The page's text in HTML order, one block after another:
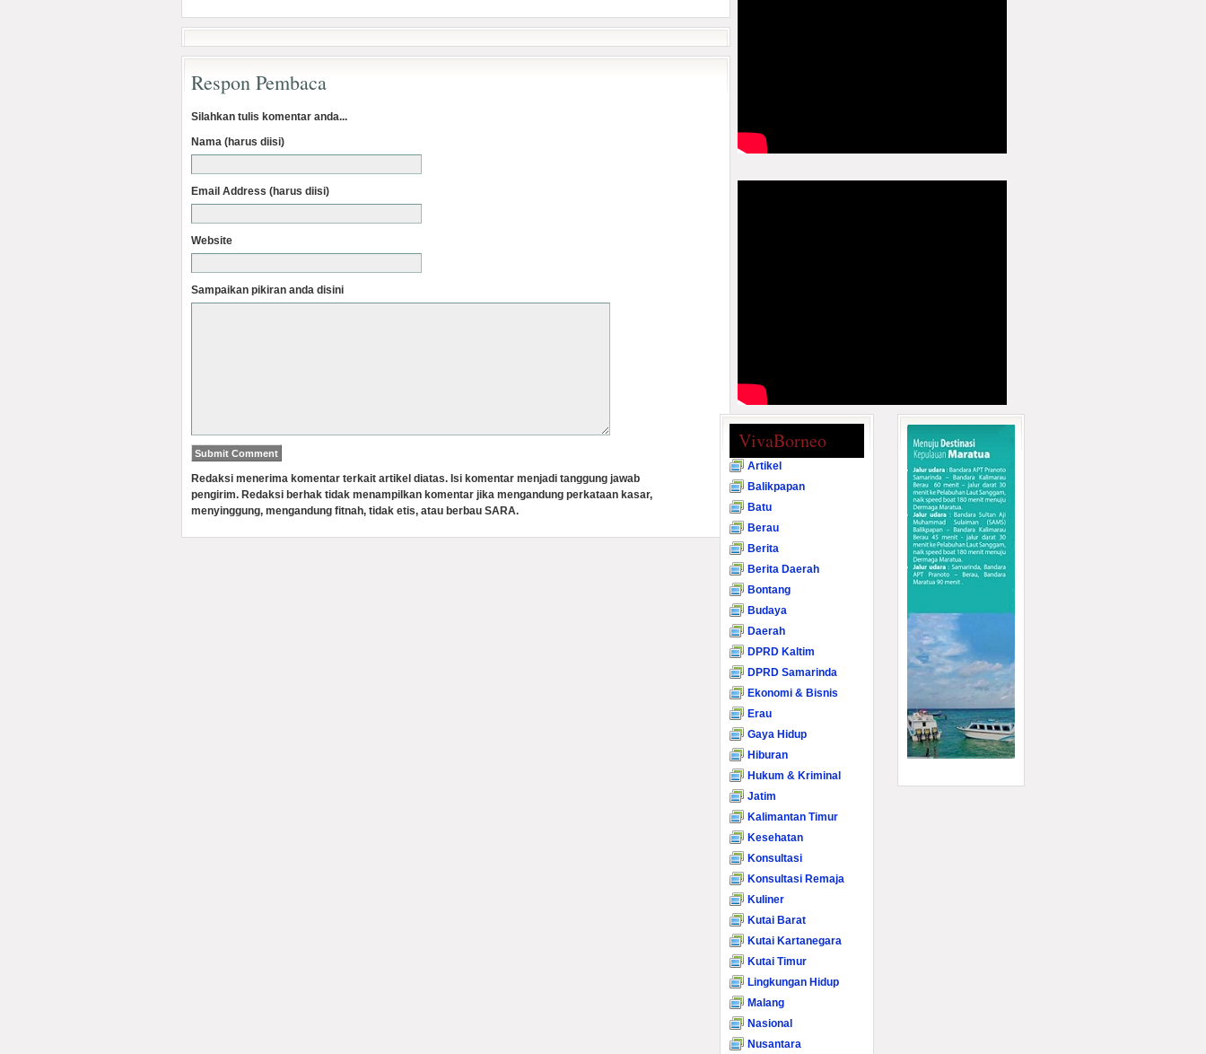
Respon Pembaca
Silahkan tulis komentar anda...
Nama (harus diisi)
Email Address (harus diisi)
Website
Sampaikan pikiran anda disini
Redaksi menerima komentar terkait artikel diatas. Isi komentar menjadi tanggung jawab
pengirim. Redaksi berhak tidak menampilkan komentar jika mengandung perkataan kasar,
menyinggung, mengandung fitnah, tidak etis, atau berbau SARA.
VivaBorneo
Artikel
Balikpapan
Batu
Berau
Berita
Berita Daerah
Bontang
Budaya
Daerah
DPRD Kaltim
DPRD Samarinda
Ekonomi & Bisnis
Erau
Gaya Hidup
Hiburan
Hukum & Kriminal
Jatim
Kalimantan Timur
Kesehatan
Konsultasi
Konsultasi Remaja
Kuliner
Kutai Barat
Kutai Kartanegara
Kutai Timur
Lingkungan Hidup
Malang
Nasional
Nusantara